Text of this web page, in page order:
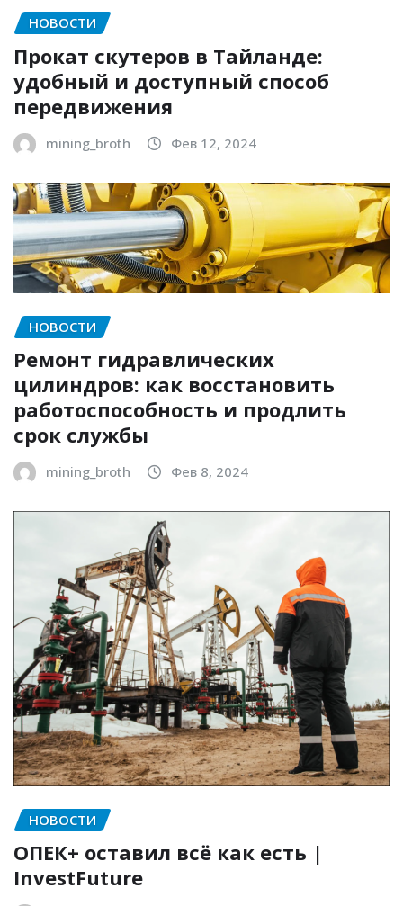
НОВОСТИ
Прокат скутеров в Тайланде:
удобный и доступный способ
передвижения
mining_broth Фев 12, 2024
НОВОСТИ
Ремонт гидравлических
цилиндров: как восстановить
работоспособность и продлить
срок службы
mining_broth Фев 8, 2024
НОВОСТИ
ОПЕК+ оставил всё как есть |
InvestFuture